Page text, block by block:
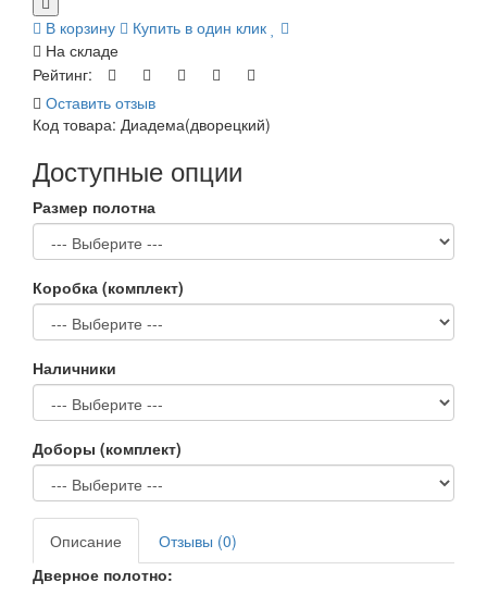
В корзину
Купить в один клик
На складе
Рейтинг:
Оставить отзыв
Код товара: Диадема(дворецкий)
Доступные опции
Размер полотна
Коробка (комплект)
Наличники
Доборы (комплект)
Описание
Отзывы (0)
Дверное полотно: